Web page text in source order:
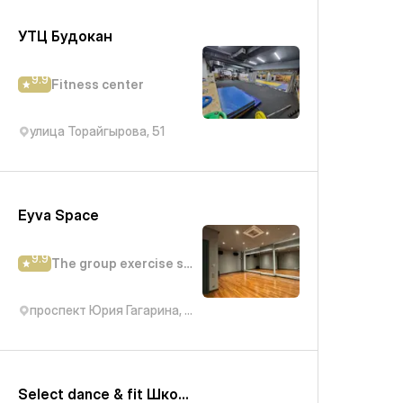
УТЦ Будокан
9.9 Fitness center
улица Торайгырова, 51
Eyva Space
9.9 The group exercise studio
проспект Юрия Гагарина, 277/7
Select dance & fit Школа танцев для девушек